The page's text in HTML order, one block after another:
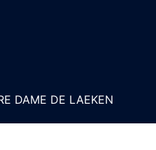
DAME DE LAEKEN